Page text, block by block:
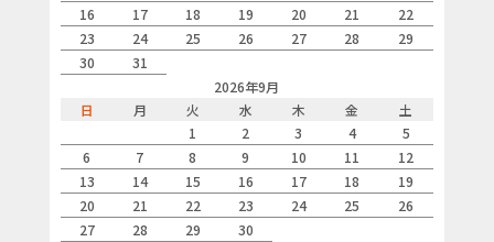
16
17 18 19 20 21
22
23
24 25 26 27 28
29
30
31
2026年9月
日
月 火 水 木 金
土
1
2 3 4
5
6
7 8 9 10 11
12
13
14 15 16 17 18
19
20
21 22 23 24 25
26
27
28 29
30